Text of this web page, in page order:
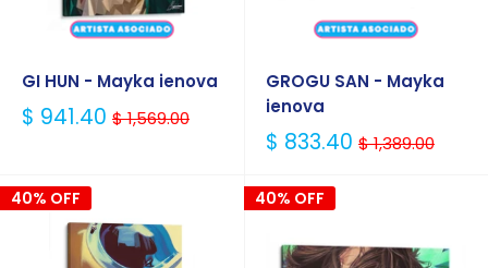
GI HUN - Mayka ienova
Precio
$ 941.40 $ 1,569.00
GROGU SAN - Mayka
ienova
Precio
$ 833.40 $ 1,389.00
40% OFF 40% OFF